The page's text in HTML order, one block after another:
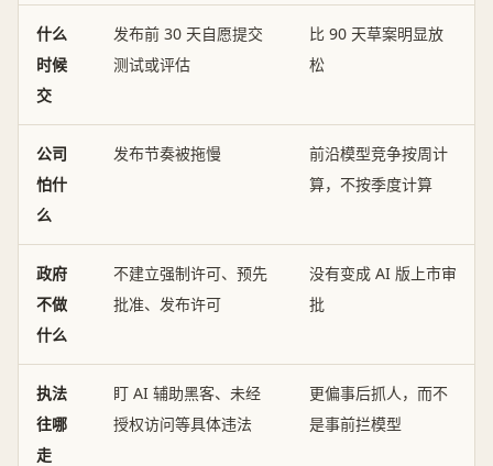
什么
时候
交
发布前 30 天自愿提交
测试或评估
比 90 天草案明显放
松
公司
怕什
么
发布节奏被拖慢
前沿模型竞争按周计
算，不按季度计算
政府
不做
什么
不建立强制许可、预先
批准、发布许可
没有变成 AI 版上市审
批
执法
往哪
走
盯 AI 辅助黑客、未经
授权访问等具体违法
更偏事后抓人，而不
是事前拦模型